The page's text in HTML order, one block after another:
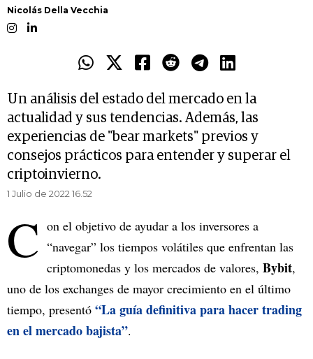
Nicolás Della Vecchia
Un análisis del estado del mercado en la
actualidad y sus tendencias. Además, las
experiencias de "bear markets" previos y
consejos prácticos para entender y superar el
criptoinvierno.
1 Julio de 2022 16.52
C on el objetivo de ayudar a los inversores a
“navegar” los tiempos volátiles que enfrentan las
criptomonedas y los mercados de valores, Bybit,
uno de los exchanges de mayor crecimiento en el último
tiempo, presentó “La guía definitiva para hacer trading
en el mercado bajista”.